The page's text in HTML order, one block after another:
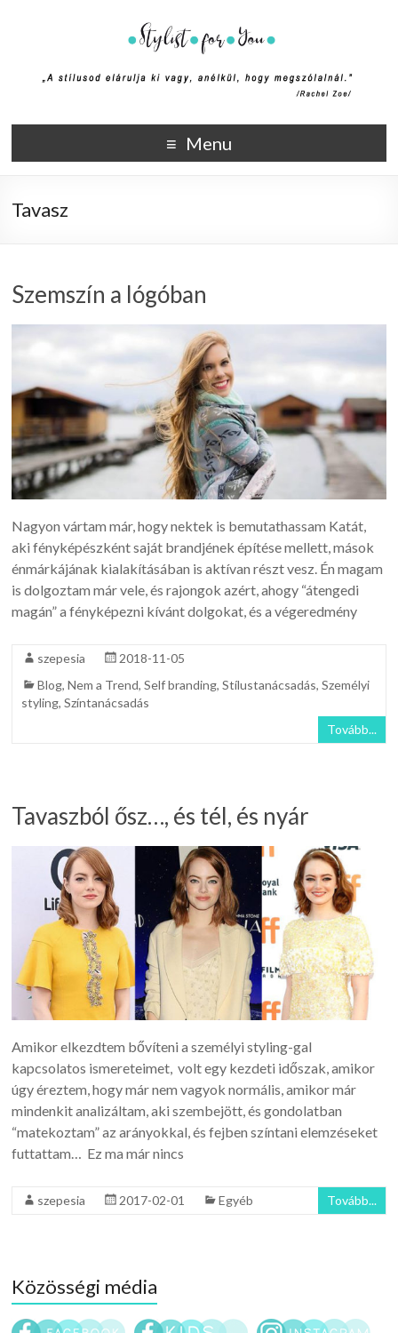
Stylist4U
A stílus az egyik módja annak, hogy elmondd ki vagy, anélkül,
hogy megszólalnál. (Rachel Zoe)
Menu
Tavasz
Szemszín a lógóban
Nagyon vártam már, hogy nektek is bemutathassam Katát,
aki fényképészként saját brandjének építése mellett, mások
énmárkájának kialakításában is aktívan részt vesz. Én magam
is dolgoztam már vele, és rajongok azért, ahogy “átengedi
magán” a fényképezni kívánt dolgokat, és a végeredmény
szepesia
2018-11-05
Blog,Nem a Trend,Self branding,Stílustanácsadás,Személyi
styling,Színtanácsadás
Tovább...
Tavaszból ősz…, és tél, és nyár
Amikor elkezdtem bővíteni a személyi styling-gal
kapcsolatos ismereteimet, volt egy kezdeti időszak, amikor
úgy éreztem, hogy már nem vagyok normális, amikor már
mindenkit analizáltam, aki szembejött, és gondolatban
“matekoztam” az arányokkal, és fejben színtani elemzéseket
futtattam… Ez ma már nincs
szepesia 2017-02-01 Egyéb Tovább...
Közösségi média